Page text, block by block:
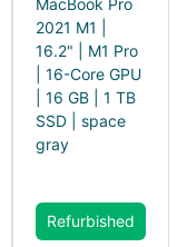
Refurbished